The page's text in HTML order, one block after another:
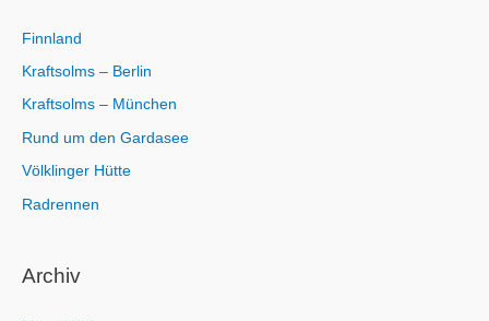
Finnland
Kraftsolms – Berlin
Kraftsolms – München
Rund um den Gardasee
Völklinger Hütte
Radrennen
Archiv